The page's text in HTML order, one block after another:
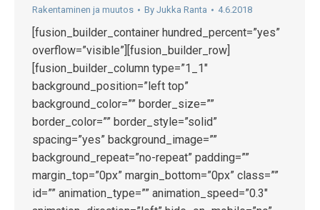
Rakentaminen ja muutos By Jukka Ranta 4.6.2018
[fusion_builder_container hundred_percent=”yes”
overflow=”visible”][fusion_builder_row]
[fusion_builder_column type=”1_1″
background_position=”left top”
background_color=”” border_size=””
border_color=”” border_style=”solid”
spacing=”yes” background_image=””
background_repeat=”no-repeat” padding=””
margin_top=”0px” margin_bottom=”0px” class=””
id=”” animation_type=”” animation_speed=”0.3″